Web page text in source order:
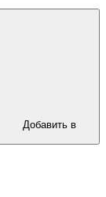
Добавить в